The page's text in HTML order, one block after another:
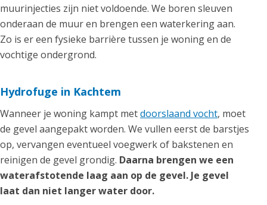
muurinjecties zijn niet voldoende. We boren sleuven
onderaan de muur en brengen een waterkering aan.
Zo is er een fysieke barrière tussen je woning en de
vochtige ondergrond.
Hydrofuge in Kachtem
Wanneer je woning kampt metdoorslaand vocht, moet
de gevel aangepakt worden. We vullen eerst de barstjes
op, vervangen eventueel voegwerk of bakstenen en
reinigen de gevel grondig. Daarna brengen we een
waterafstotende laag aan op de gevel. Je gevel
laat dan niet langer water door.